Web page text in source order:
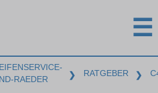
☰
RAEDER
❯ RATGEBER ❯